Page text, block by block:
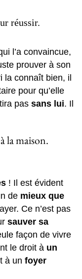
réussir.
l’a convaincue,
prouver à son
la connaît bien, il
pour qu’elle
pas sans lui. Il
la maison.
! Il est évident
de mieux que
Ce n’est pas
sauver sa
façon de vivre
le droit à un
à un foyer